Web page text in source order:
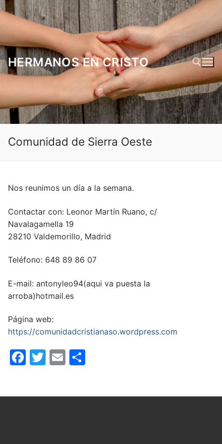
Ir
contenido
HERMANOS EN CRISTO
Buscar:
Comunidad de Sierra Oeste
Nos reunimos un día a la semana.
Contactar con: Leonor Martín Ruano, c/
Navalagamella 19
28210 Valdemorillo, Madrid
Teléfono: 648 89 86 07
E-mail: antonyleo94(aqui va puesta la
arroba)hotmail.es
Página web:
https://comunidadcristianaso.wordpress.com
Facebook
Twitter
Email